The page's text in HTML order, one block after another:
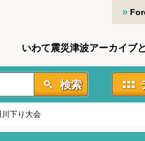
いわて震災津波アーカイブ
検索
下り大会